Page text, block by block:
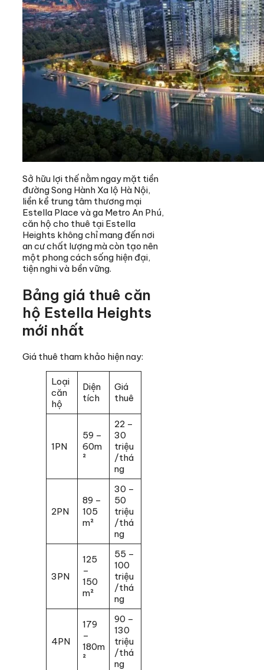
Sở hữu lợi thế nằm ngay mặt tiền
đường Song Hành Xa lộ Hà Nội,
liền kề trung tâm thương mại
Estella Place và ga Metro An Phú,
căn hộ cho thuê tại Estella
Heights không chỉ mang đến nơi
an cư chất lượng mà còn tạo nên
một phong cách sống hiện đại,
tiện nghi và bền vững.
Bảng giá thuê căn
hộ Estella Heights
mới nhất
Giá thuê tham khảo hiện nay:
Loại
căn
hộ
Diện
tích
Giá
thuê
1PN
59 –
60m
²
22 –
30
triệu
/thá
ng
2PN
89 –
105
m²
30 –
50
triệu
/thá
ng
3PN
125
–
150
m²
55 –
100
triệu
/thá
ng
4PN
179
–
180m
²
90 –
130
triệu
/thá
ng